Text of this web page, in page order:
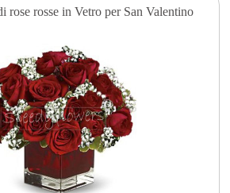
rose rosse in Vetro per San Valentino